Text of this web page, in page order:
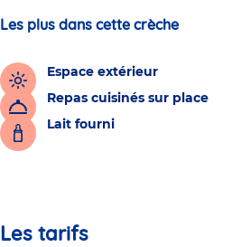
Les plus dans cette crèche
Espace extérieur
Repas cuisinés sur place
Lait fourni
Les tarifs